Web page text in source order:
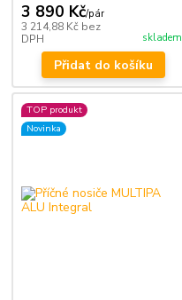
3 890 Kč/pár
3 214,88 Kč bez
DPH
skladem
Přidat do košíku
TOP produkt
Novinka